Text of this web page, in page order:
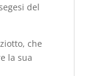
del
che
la sua